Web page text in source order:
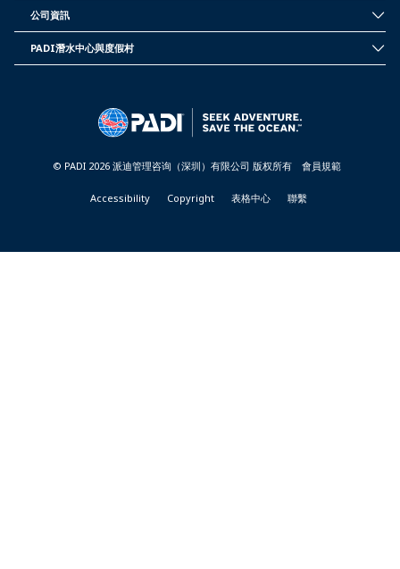
PADI
INFORMATION
公司資訊
PADI潛水中心與度假村
© PADI 2026 派迪管理咨询（深圳）有限公司 版权所有 會員規範
Accessibility Copyright 表格中心 聯繫